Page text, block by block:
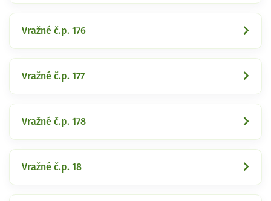
Vražné č.p. 176
Vražné č.p. 177
Vražné č.p. 178
Vražné č.p. 18